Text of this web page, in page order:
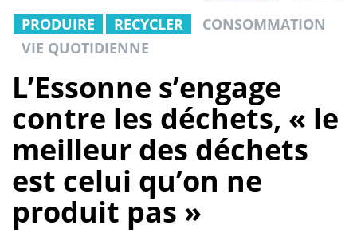
PRODUIRE RECYCLER
CONSOMMATION
VIE QUOTIDIENNE
L’Essonne s’engage
contre les déchets, « le
meilleur des déchets
est celui qu’on ne
produit pas »